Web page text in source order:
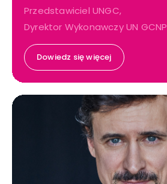
Przedstawiciel UNGC,
Dyrektor Wykonawczy UN GCNP
Dowiedz się więcej